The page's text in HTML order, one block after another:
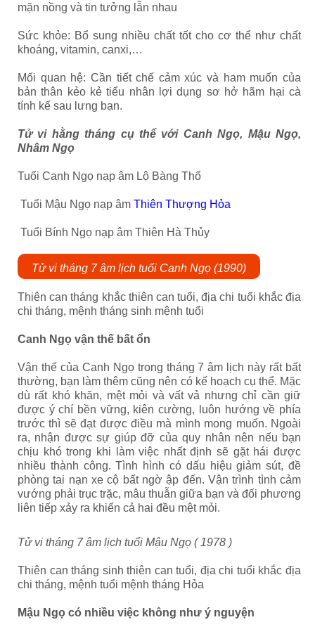
mặn nồng và tin tưởng lẫn nhau
Sức khỏe: Bổ sung nhiều chất tốt cho cơ thể như chất
khoáng, vitamin, canxi,…
Mối quan hệ: Cần tiết chế cảm xúc và ham muốn của
bản thân kẻo kẻ tiểu nhân lợi dụng sơ hở hãm hại cà
tính kế sau lưng bạn.
Tử vi hằng tháng cụ thể với Canh Ngọ, Mậu Ngọ,
Nhâm Ngọ
Tuổi Canh Ngọ nạp âm Lộ Bàng Thổ
Tuổi Mậu Ngọ nạp âm Thiên Thượng Hỏa
Tuổi Bính Ngọ nạp âm Thiên Hà Thủy
Tử vi tháng 7 âm lịch tuổi Canh Ngọ (1990)
Thiên can tháng khắc thiên can tuổi, địa chi tuổi khắc địa
chi tháng, mệnh tháng sinh mệnh tuổi
Canh Ngọ vận thế bất ổn
Vận thế của Canh Ngọ trong tháng 7 âm lịch này rất bất
thường, bạn làm thêm cũng nên có kế hoạch cụ thể. Mặc
dù rất khó khăn, mệt mỏi và vất vả nhưng chỉ cần giữ
được ý chí bền vững, kiên cường, luôn hướng về phía
trước thì sẽ đạt được điều mà mình mong muốn. Ngoài
ra, nhận được sự giúp đỡ của quy nhân nên nếu bạn
chịu khó trong khi làm việc nhất định sẽ gặt hái được
nhiều thành công. Tình hình có dấu hiệu giảm sút, đề
phòng tai nạn xe cộ bất ngờ ập đến. Vận trình tình cảm
vướng phải trục trặc, mâu thuẫn giữa bạn và đối phương
liên tiếp xảy ra khiến cả hai đều mệt mỏi.
Tử vi tháng 7 âm lịch tuổi Mậu Ngọ ( 1978 )
Thiên can tháng sinh thiên can tuổi, địa chi tuổi khắc địa
chi tháng, mệnh tuổi mệnh tháng Hỏa
Mậu Ngọ có nhiều việc không như ý nguyện